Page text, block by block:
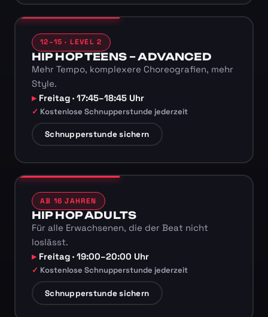
12–15 · LEVEL 2
HIP HOP TEENS – ADVANCED
Mehr Tempo, komplexere Choreografien, mehr
Style.
Freitag · 17:45–18:45 Uhr
Kostenlose Schnupperstunde jederzeit
Schnupperstunde sichern
AB 16 JAHREN
HIP HOP ADULTS
Für alle Erwachsenen, die der Beat nicht
loslässt.
Freitag · 19:00–20:00 Uhr
Kostenlose Schnupperstunde jederzeit
Schnupperstunde sichern